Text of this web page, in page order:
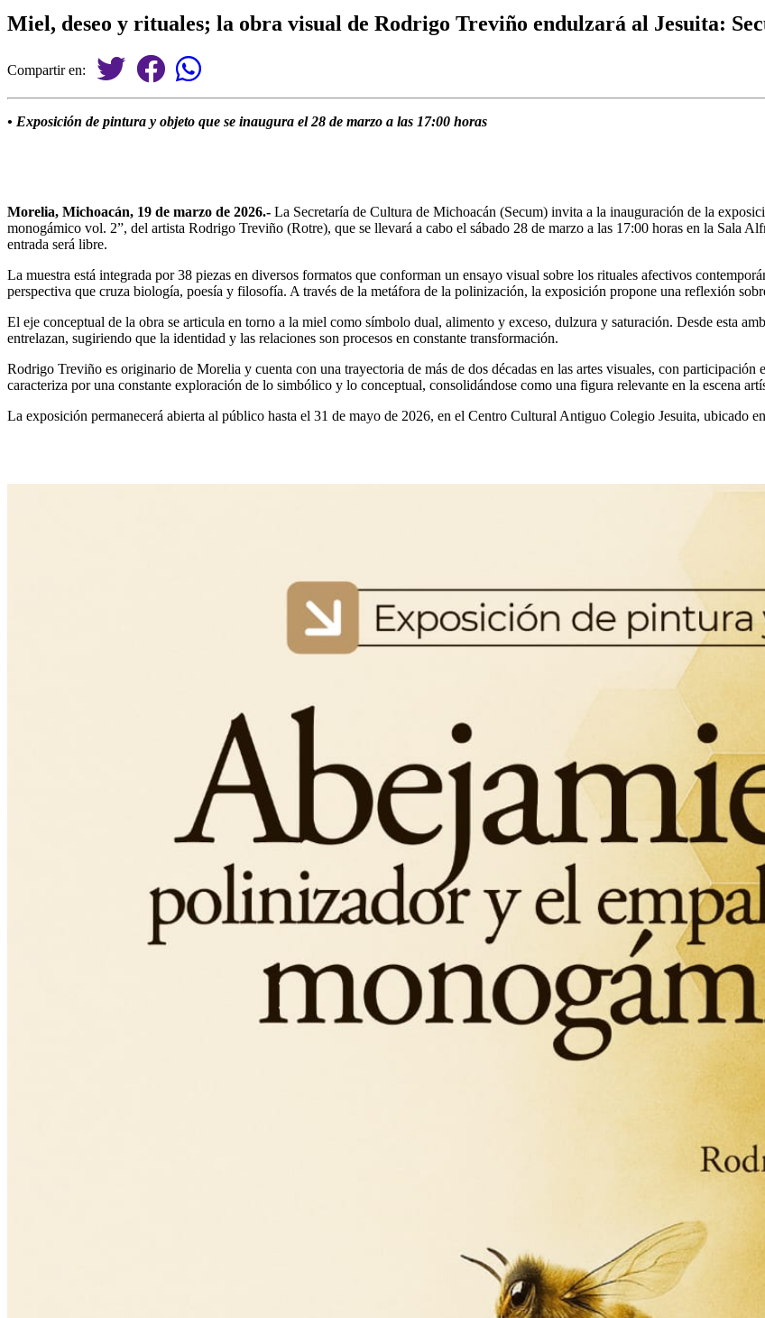
Miel, deseo y rituales; la obra visual de Rodrigo Treviño endulzará al Jesuita:
Compartir en:
• Exposición de pintura y objeto que se inaugura el 28 de marzo a las 17:00 horas
Morelia, Michoacán, 19 de marzo de 2026.- La Secretaría de Cultura de Michoacán (Secum) invita a la inauguración de la
monogámico vol. 2”, del artista Rodrigo Treviño (Rotre), que se llevará a cabo el sábado 28 de marzo a las 17:00 horas en la Sala
entrada será libre.
La muestra está integrada por 38 piezas en diversos formatos que conforman un ensayo visual sobre los rituales afectivos
perspectiva que cruza biología, poesía y filosofía. A través de la metáfora de la polinización, la exposición propone una reflexión
El eje conceptual de la obra se articula en torno a la miel como símbolo dual, alimento y exceso, dulzura y saturación. Desde esta
entrelazan, sugiriendo que la identidad y las relaciones son procesos en constante transformación.
Rodrigo Treviño es originario de Morelia y cuenta con una trayectoria de más de dos décadas en las artes visuales, con
caracteriza por una constante exploración de lo simbólico y lo conceptual, consolidándose como una figura relevante en la escena
La exposición permanecerá abierta al público hasta el 31 de mayo de 2026, en el Centro Cultural Antiguo Colegio Jesuita, ubicado